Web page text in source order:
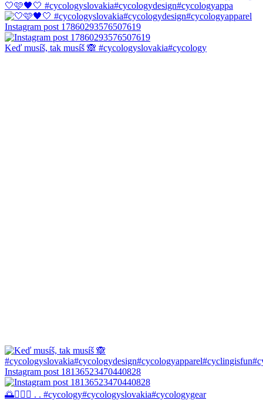
🤍🩷🖤🤍 #cycologyslovakia#cycologydesign#cycologyappa
Instagram post 17860293576507619
Keď musíš, tak musíš 🙈 #cycologyslovakia#cycology
Instagram post 18136523470440828
🌅🚴🏼‍♀️ . . #cycology#cycologyslovakia#cycologygear